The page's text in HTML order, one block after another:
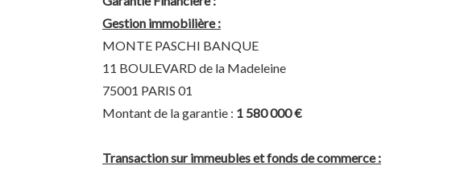
Gestion immobilière :
MONTE PASCHI BANQUE
11 BOULEVARD de la Madeleine
75001 PARIS 01
Montant de la garantie : 1 580 000 €
Transaction sur immeubles et fonds de commerce :